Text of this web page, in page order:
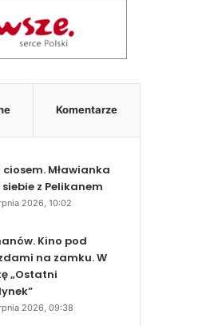
Komentarze
ciosem. Mławianka
z Pelikanem
2026, 10:02
Kino pod
na zamku. W
„Ostatni
2026, 09:38